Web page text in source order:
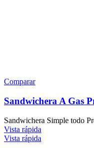
Comparar
Sandwichera A Gas
Sandwichera Simple todo
Vista rápida
Vista rápida